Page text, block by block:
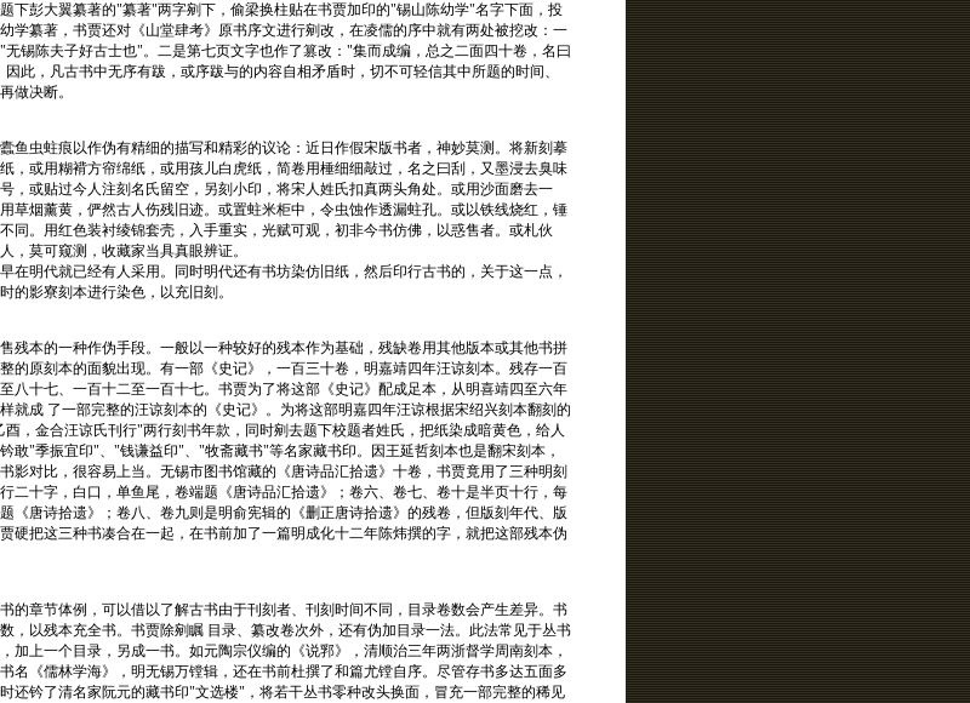
下彭大翼纂著的"纂著"两字剜下，偷梁换柱贴在书贾加印的"锡山陈幼学"名字下面，投
学纂著，书贾还对《山堂肆考》原书序文进行剜改，在凌儒的序中就有两处被挖改：一
锡陈夫子好古士也"。二是第七页文字也作了篡改："集而成编，总之二面四十卷，名曰
此，凡古书中无序有跋，或序跋与的内容自相矛盾时，切不可轻信其中所题的时间、
做决断。
鱼虫蛀痕以作伪有精细的描写和精彩的议论：近日作假宋版书者，神妙莫测。将新刻摹
，或用糊褙方帘绵纸，或用孩儿白虎纸，简卷用棰细细敲过，名之曰刮，又墨浸去臭味
，或贴过今人注刻名氏留空，另刻小印，将宋人姓氏扣真两头角处。或用沙面磨去一
草烟薰黄，俨然古人伤残旧迹。或置蛀米柜中，令虫蚀作透漏蛀孔。或以铁线烧红，锤
同。用红色装衬绫锦套壳，入手重实，光赋可观，初非今书仿佛，以惑售者。或札伙
，莫可窥测，收藏家当具真眼辨证。
在明代就已经有人采用。同时明代还有书坊染仿旧纸，然后印行古书的，关于这一点，
的影寮刻本进行染色，以充旧刻。
残本的一种作伪手段。一般以一种较好的残本作为基础，残缺卷用其他版本或其他书拼
的原刻本的面貌出现。有一部《史记》，一百三十卷，明嘉靖四年汪谅刻本。残存一百
八十七、一百十二至一百十七。书贾为了将这部《史记》配成足本，从明喜靖四至六年
就成 了一部完整的汪谅刻本的《史记》。为将这部明嘉四年汪谅根据宋绍兴刻本翻刻的
，金合汪谅氏刊行"两行刻书年款，同时剜去题下校题者姓氏，把纸染成暗黄色，给人
敢"季振宜印"、"钱谦益印"、"牧斋藏书"等名家藏书印。因王延哲刻本也是翻宋刻本，
影对比，很容易上当。无锡市图书馆藏的《唐诗品汇拾遗》十卷，书贾竟用了三种明刻
二十字，白口，单鱼尾，卷端题《唐诗品汇拾遗》；卷六、卷七、卷十是半页十行，每
《唐诗拾遗》；卷八、卷九则是明俞宪辑的《删正唐诗拾遗》的残卷，但版刻年代、版
硬把这三种书凑合在一起，在书前加了一篇明成化十二年陈炜撰的字，就把这部残本伪
的章节体例，可以借以了解古书由于刊刻者、刊刻时间不同，目录卷数会产生差异。书
，以残本充全书。书贾除剜瞩 目录、纂改卷次外，还有伪加目录一法。此法常见于丛书
加上一个目录，另成一书。如元陶宗仪编的《说郛》，清顺治三年两浙督学周南刻本，
名《儒林学海》，明无锡万镗辑，还在书前杜撰了和篇尤镗自序。尽管存书多达五面多
还钤了清名家阮元的藏书印"文选楼"，将若干丛书零种改头换面，冒充一部完整的稀见